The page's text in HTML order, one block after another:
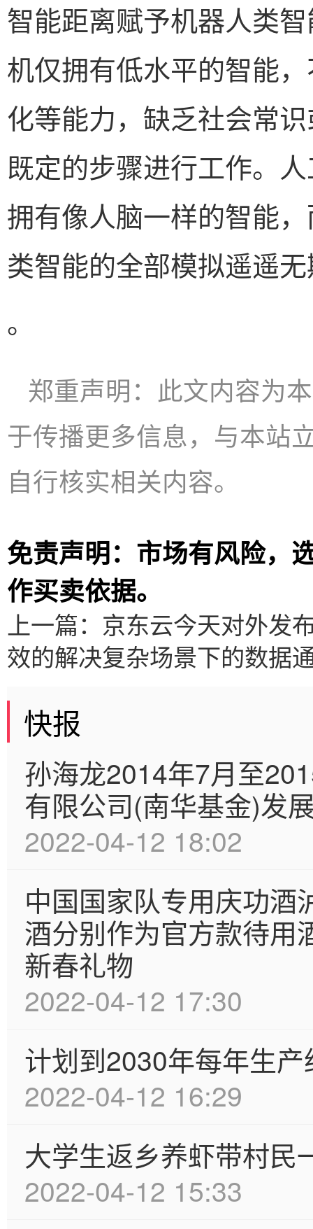
智能距离赋予机器人类
机仅拥有低水平的智能
化等能力，缺乏社会常
既定的步骤进行工作。
拥有像人脑一样的智能
类智能的全部模拟遥遥
。
郑重声明：此文内容为
于传播更多信息，与本站
自行核实相关内容。
免责声明：市场有风险，
作买卖依据。
上一篇： 京东云今天对外发
效的解决复杂场景下的数据
快报
孙海龙2014年7月至
有限公司(南华基金)发
2022-04-12 18:02
中国国家队专用庆功酒
酒分别作为官方款待用
新春礼物
2022-04-12 17:30
计划到2030年每年生
2022-04-12 16:29
大学生返乡养虾带村民
2022-04-12 15:33